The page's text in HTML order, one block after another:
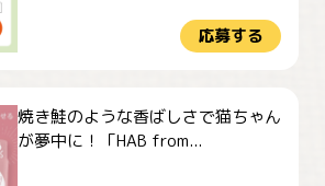
応募する
焼き鮭のような香ばしさで猫ちゃん
が夢中に！「HAB from...